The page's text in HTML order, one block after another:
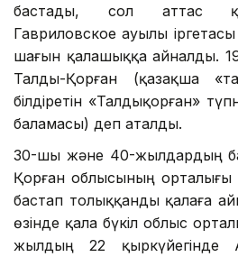
бастады, сол аттас
Гавриловское ауылы іргетасы
шағын қалашыққа айналды.
Талды-Қорған (қазақша
білдіретін «Талдықорған»
баламасы) деп аталды.
30-шы және 40-жылдардың
Қорған облысының
бастап толыққанды қалаға
өзінде қала бүкіл облыс
жылдың 22 қыркүйегінде